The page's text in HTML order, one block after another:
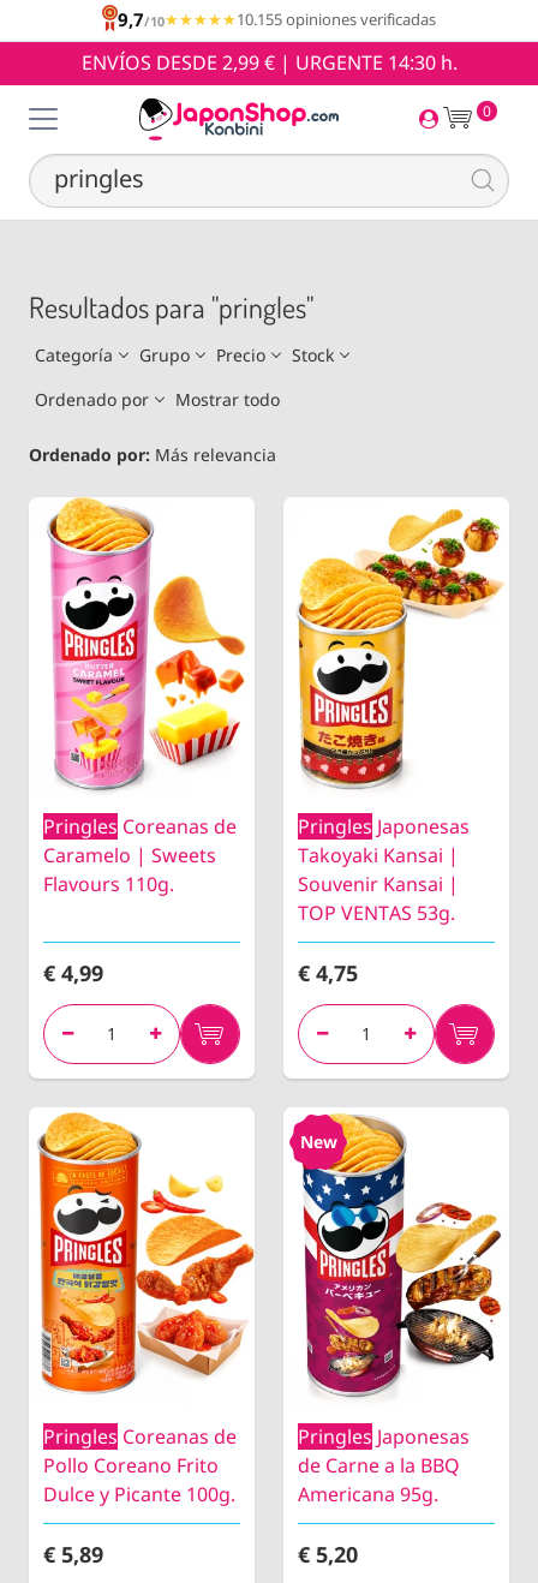
9,7/10★★★★★
★★★★★10.155 opiniones verificadas
ENVÍOS DESDE 2,99 € | URGENTE 14:30 h.
0
Resultados para "pringles"
Categoría Grupo Precio
Stock
Ordenado por
Mostrar todo
Ordenado por: Más relevancia
Pringles Coreanas de
Caramelo | Sweets
Flavours 110g.
€ 4,99
Pringles Japonesas
Takoyaki Kansai |
Souvenir Kansai |
TOP VENTAS 53g.
€ 4,75
Pringles Coreanas de
Pollo Coreano Frito
Dulce y Picante 100g.
€ 5,89
New
Pringles Japonesas
de Carne a la BBQ
Americana 95g.
€ 5,20